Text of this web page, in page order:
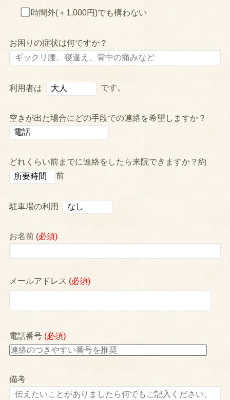
時間外(＋1,000円)でも構わない
お困りの症状は何ですか？
利用者は です。
空きが出た場合にどの手段での連絡を希望しますか？
どれくらい前までに連絡をしたら来院できますか？約
前
駐車場の利用
お名前 (必須)
メールアドレス (必須)
電話番号 (必須)
備考